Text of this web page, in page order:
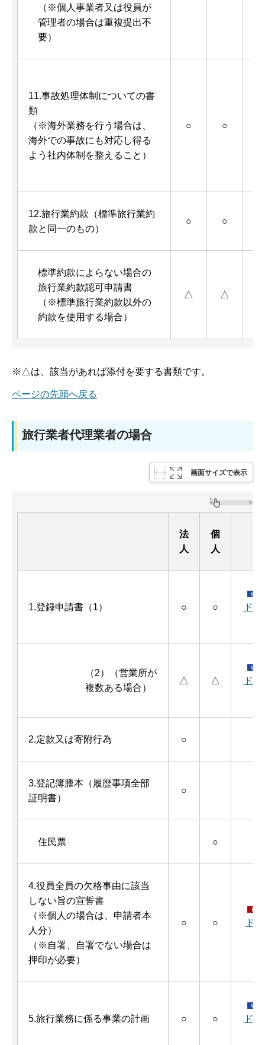
（※個人事業者又は役員が
管理者の場合は重複提出不
要）
11.事故処理体制についての書
類
（※海外業務を行う場合は、
海外での事故にも対応し得る
よう社内体制を整えること）
○ ○
12.旅行業約款（標準旅行業約
款と同一のもの）
○ ○
標準約款によらない場合の
旅行業約款認可申請書
（※標準旅行業約款以外の
約款を使用する場合）
△ △
※△は、該当があれば添付を要する書類です。
ページの先頭へ戻る
旅行業者代理業者の場合
画面サイズで表示
法
人
個
人
1.登録申請書（1） ○ ○ ド
（2）（営業所が
複数ある場合）
△ △ ド
2.定款又は寄附行為 ○
3.登記簿謄本（履歴事項全部
証明書）
○
住民票 ○
4.役員全員の欠格事由に該当
しない旨の宣誓書
（※個人の場合は、申請者本
人分）
（※自署、自署でない場合は
押印が必要）
○ ○ ド
5.旅行業務に係る事業の計画 ○ ○ ド